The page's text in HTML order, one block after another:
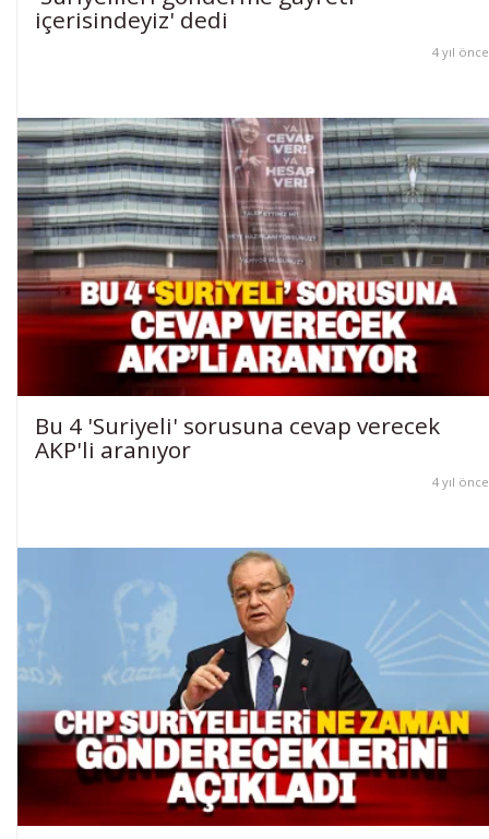
içerisindeyiz' dedi
4 yıl önce
Bu 4 'Suriyeli' sorusuna cevap verecek
AKP'li aranıyor
4 yıl önce